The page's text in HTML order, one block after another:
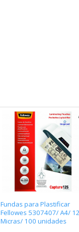
Fundas para Plastificar
Fellowes 5307407/ A4/
Micras/ 100 unidades